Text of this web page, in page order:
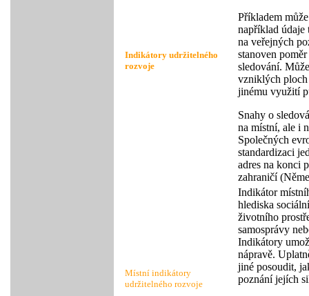
Indikátory udržitelného
rozvoje
Příkladem
například údaje
na veřejných
stanoven
sledování.
vzniklých ploch
jinému využití
Snahy o
na místní, ale i
Společných
standardizaci
adres na konci
zahraničí
Místní indikátory
udržitelného rozvoje
Indikátor
hlediska
životního
samosprávy
Indikátory
nápravě.
jiné posoudit,
poznání jejích